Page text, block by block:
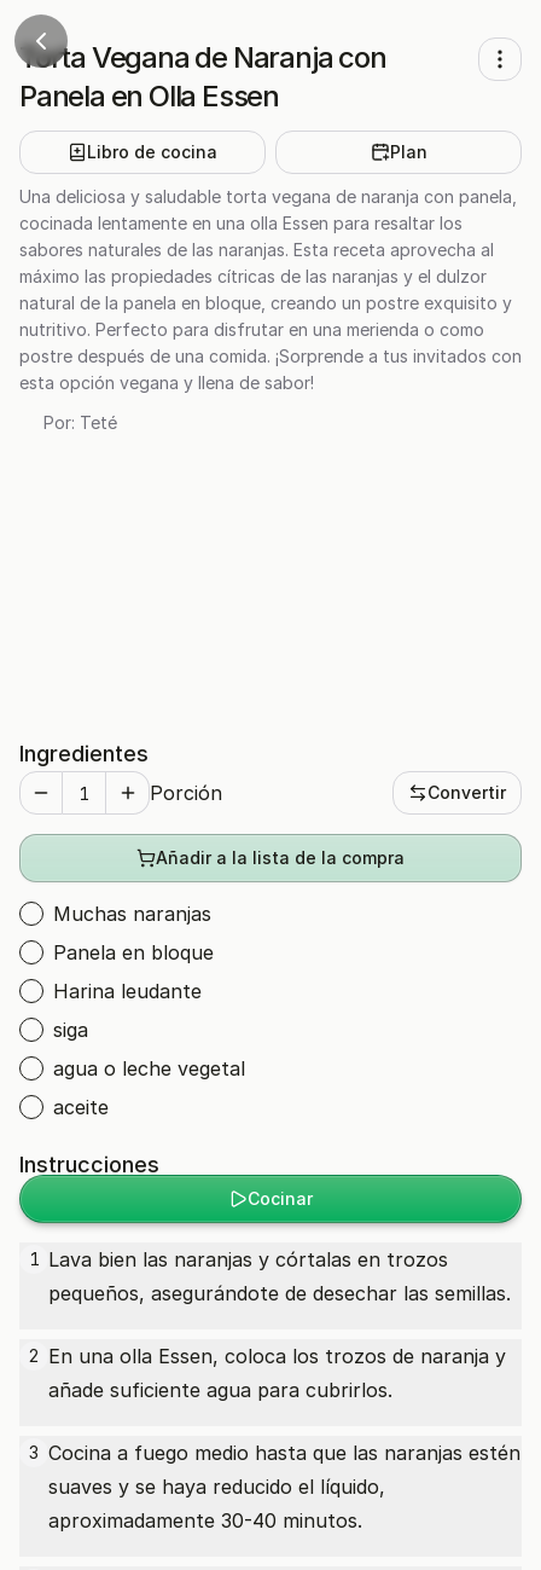
Torta Vegana de Naranja con
Panela en Olla Essen
Libro de cocina Plan
Una deliciosa y saludable torta vegana de naranja con panela,
cocinada lentamente en una olla Essen para resaltar los
sabores naturales de las naranjas. Esta receta aprovecha al
máximo las propiedades cítricas de las naranjas y el dulzor
natural de la panela en bloque, creando un postre exquisito y
nutritivo. Perfecto para disfrutar en una merienda o como
postre después de una comida. ¡Sorprende a tus invitados con
esta opción vegana y llena de sabor!
Por: Teté
Ingredientes
Porción Convertir
Añadir a la lista de la compra
Muchas naranjas
Panela en bloque
Harina leudante
siga
agua o leche vegetal
aceite
Instrucciones
Cocinar
1 Lava bien las naranjas y córtalas en trozos
pequeños, asegurándote de desechar las semillas.
2 En una olla Essen, coloca los trozos de naranja y
añade suficiente agua para cubrirlos.
3 Cocina a fuego medio hasta que las naranjas estén
suaves y se haya reducido el líquido,
aproximadamente 30-40 minutos.